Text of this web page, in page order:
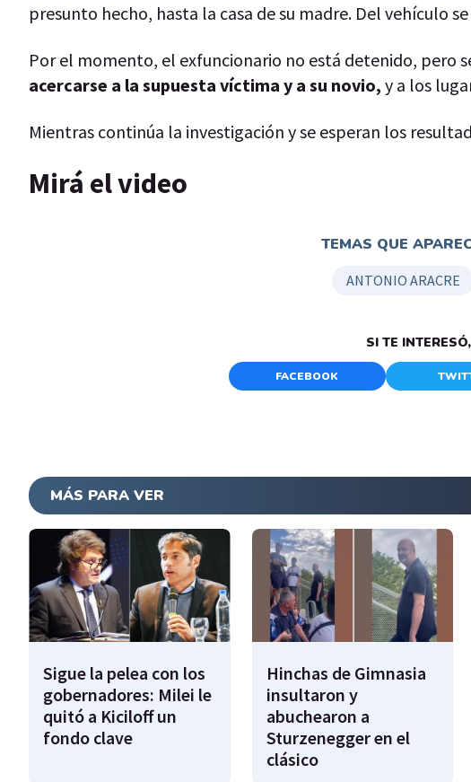
presunto hecho, hasta la casa de su madre. Del vehículo
Por el momento, el exfuncionario no está detenido, pero
acercarse a la supuesta víctima y a su novio, y a los
Mientras continúa la investigación y se esperan los
Mirá el video
TEMAS QUE
ANTONIO ARACRE
SI TE
FACEBOOK
MÁS PARA VER
Sigue la pelea con los
gobernadores: Milei le
quitó a Kiciloff un
fondo clave
Hinchas de Gimnasia
insultaron y
abuchearon a
Sturzenegger en el
clásico